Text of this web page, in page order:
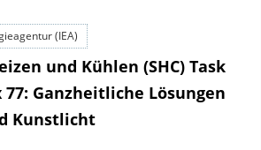
w
n
l
o
a
(IEA)
und Kühlen (SHC) Task
77: Ganzheitliche Lösungen
Kunstlicht